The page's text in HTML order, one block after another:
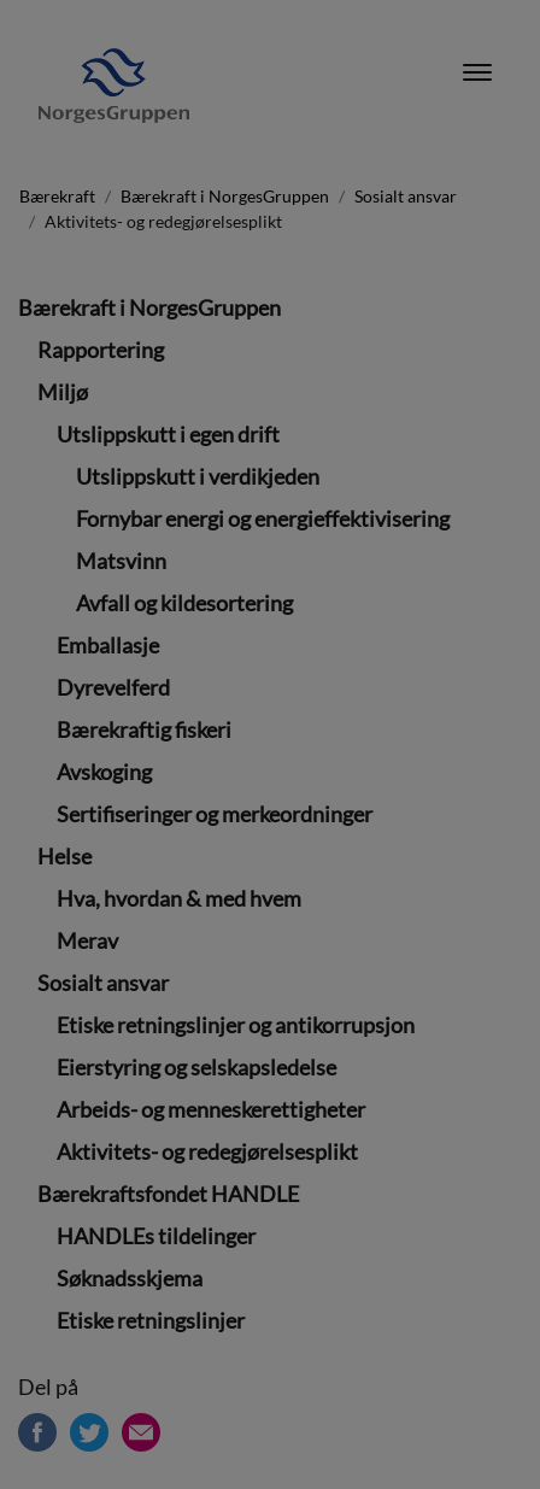
Bærekraft Bærekraft i NorgesGruppen
Sosialt ansvar
Aktivitets- og redegjørelsesplikt
Bærekraft i NorgesGruppen
Rapportering
Miljø
Utslippskutt i egen drift
Utslippskutt i verdikjeden
Fornybar energi og energieffektivisering
Matsvinn
Avfall og kildesortering
Emballasje
Dyrevelferd
Bærekraftig fiskeri
Avskoging
Sertifiseringer og merkeordninger
Helse
Hva, hvordan & med hvem
Merav
Sosialt ansvar
Etiske retningslinjer og antikorrupsjon
Eierstyring og selskapsledelse
Arbeids- og menneskerettigheter
Aktivitets- og redegjørelsesplikt
Bærekraftsfondet HANDLE
HANDLEs tildelinger
Søknadsskjema
Etiske retningslinjer
Del på